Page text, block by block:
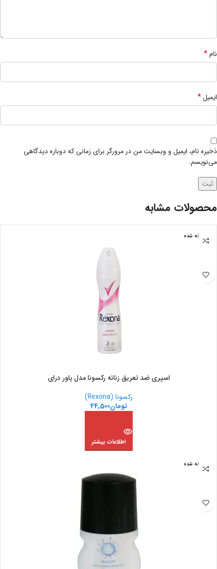
نام*
ایمیل*
ذخیره نام، ایمیل و وبسایت من در مرورگر برای زمانی که دوباره دیدگاهی
می‌نویسم.
محصولات مشابه
فروخته شده
اسپری ضد تعریق زنانه رکسونا مدل پاور درای
رکسونا (Rexona)
تومان44,500
اطلاعات بیشتر
فروخته شده